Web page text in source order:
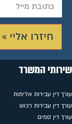
חיזרו אליי »
שירותי המשרד
עורך דין עבירות אלימות
עורך דין עבירות רכוש
עורך דין סמים